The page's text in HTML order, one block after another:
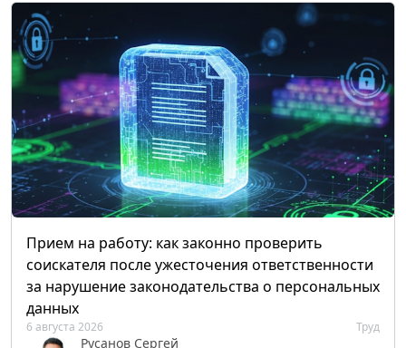
Прием на работу: как законно проверить
соискателя после ужесточения ответственности
за нарушение законодательства о персональных
данных
6 августа 2026 Труд
Русанов Сергей